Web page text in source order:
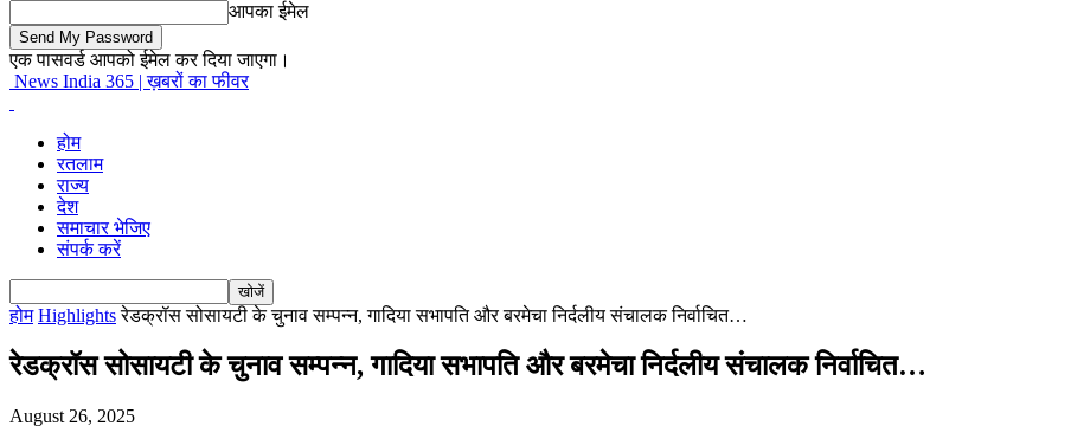
आपका ईमेल
एक पासवर्ड आपको ईमेल कर दिया जाएगा।
News India 365 | ख़बरों का फीवर
होम
रतलाम
राज्य
देश
समाचार भेजिए
संपर्क करें
होम Highlights रेडक्रॉस सोसायटी के चुनाव सम्पन्न, गादिया सभापति और बरमेचा निर्दलीय संचालक निर्वाचित…
रेडक्रॉस सोसायटी के चुनाव सम्पन्न, गादिया सभापति और बरमेचा निर्दलीय संचालक निर्वाचित…
August 26, 2025